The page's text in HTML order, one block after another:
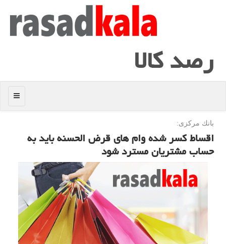
رصد كالا
منو
بانك مركزی:
اقساط كسر شده وام های قرض الحسنه باید به
حساب مشتریان مسترد شود